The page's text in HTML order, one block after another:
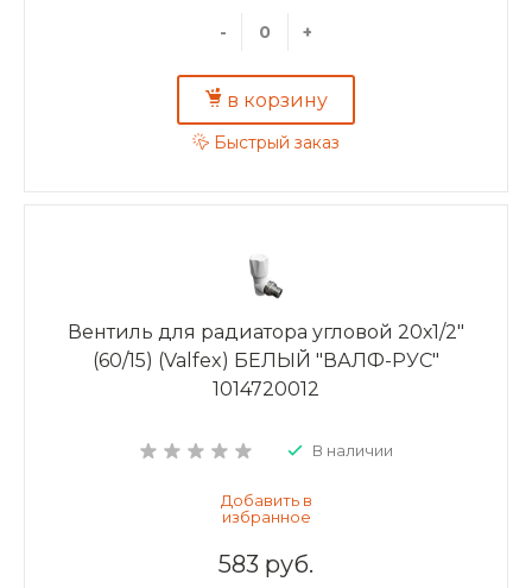
- +
в корзину
Быстрый заказ
Вентиль для радиатора угловой 20х1/2"
(60/15) (Valfex) БЕЛЫЙ "ВАЛФ-РУС"
1014720012
В наличии
583 руб.